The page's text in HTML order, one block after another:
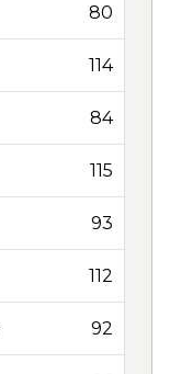
80
114
84
115
93
112
92